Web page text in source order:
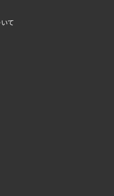
ぞれ必要となる項目
、各々のサービスを
提供について
して個人情報を提供
ームより個人情報を
）への提供
等を行った企業による
否・合否の検討を含み
て